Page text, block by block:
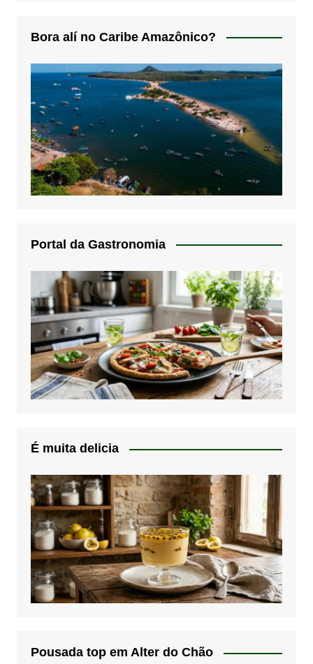
Bora alí no Caribe Amazônico?
Portal da Gastronomia
É muita delicia
Pousada top em Alter do Chão